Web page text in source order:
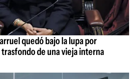
quedó bajo la lupa por
de una vieja interna